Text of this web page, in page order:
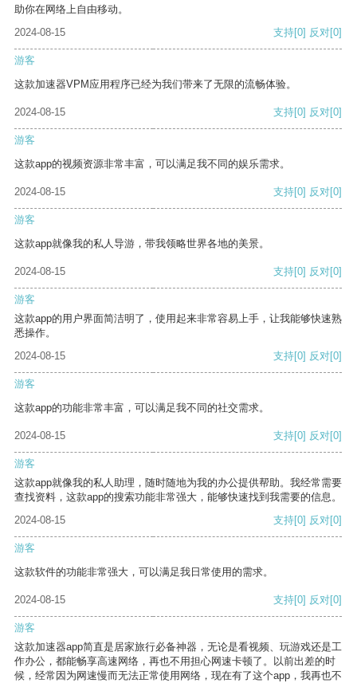
助你在网络上自由移动。
2024-08-15
支持[0] 反对[0]
游客
这款加速器VPM应用程序已经为我们带来了无限的流畅体验。
2024-08-15 支持[0] 反对[0]
游客
这款app的视频资源非常丰富，可以满足我不同的娱乐需求。
2024-08-15 支持[0] 反对[0]
游客
这款app就像我的私人导游，带我领略世界各地的美景。
2024-08-15 支持[0] 反对[0]
游客
这款app的用户界面简洁明了，使用起来非常容易上手，让我能够快速熟
悉操作。
2024-08-15
支持[0] 反对[0]
游客
这款app的功能非常丰富，可以满足我不同的社交需求。
2024-08-15 支持[0] 反对[0]
游客
这款app就像我的私人助理，随时随地为我的办公提供帮助。我经常需要
查找资料，这款app的搜索功能非常强大，能够快速找到我需要的信息。
2024-08-15
支持[0] 反对[0]
游客
这款软件的功能非常强大，可以满足我日常使用的需求。
2024-08-15 支持[0] 反对[0]
游客
这款加速器app简直是居家旅行必备神器，无论是看视频、玩游戏还是工
作办公，都能畅享高速网络，再也不用担心网速卡顿了。以前出差的时
候，经常因为网速慢而无法正常使用网络，现在有了这个app，我再也不